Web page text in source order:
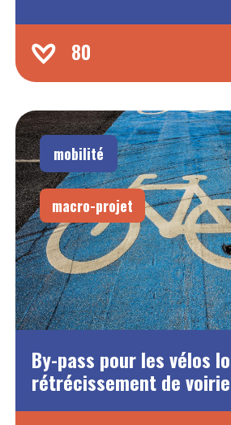
80
mobilité
macro-projet
By-pass pour les vélos
rétrécissement de voirie